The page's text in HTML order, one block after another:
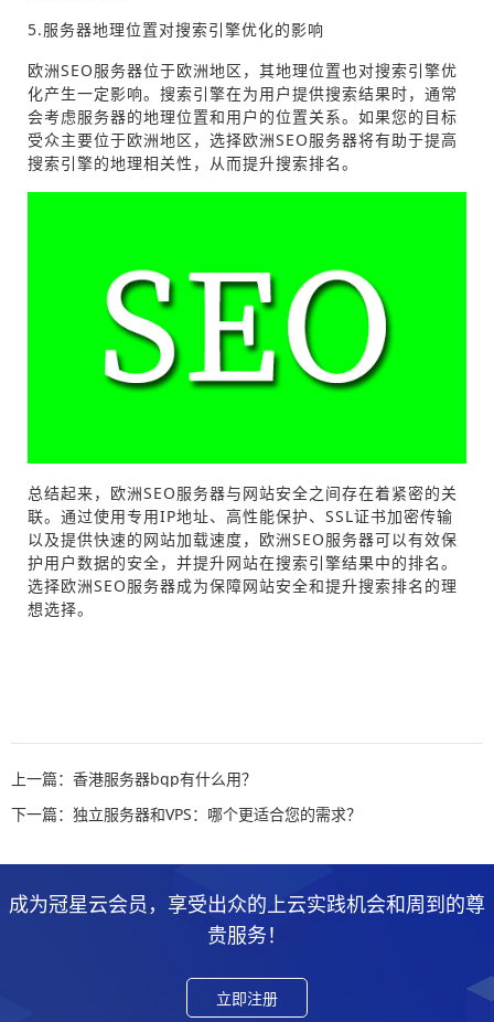
5.服务器地理位置对搜索引擎优化的影响
欧洲SEO服务器位于欧洲地区，其地理位置也对搜索引擎优
化产生一定影响。搜索引擎在为用户提供搜索结果时，通常
会考虑服务器的地理位置和用户的位置关系。如果您的目标
受众主要位于欧洲地区，选择欧洲SEO服务器将有助于提高
搜索引擎的地理相关性，从而提升搜索排名。
总结起来，欧洲SEO服务器与网站安全之间存在着紧密的关
联。通过使用专用IP地址、高性能保护、SSL证书加密传输
以及提供快速的网站加载速度，欧洲SEO服务器可以有效保
护用户数据的安全，并提升网站在搜索引擎结果中的排名。
选择欧洲SEO服务器成为保障网站安全和提升搜索排名的理
想选择。
上一篇：香港服务器bgp有什么用？
下一篇：独立服务器和VPS：哪个更适合您的需求？
成为冠星云会员，享受出众的上云实践机会和周到的尊
贵服务！
立即注册